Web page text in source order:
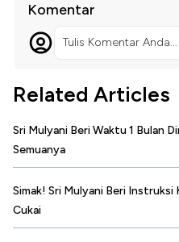
Komentar
Tulis Komentar Anda...
Related Articles
Sri Mulyani Beri Waktu 1 Bulan
Semuanya
Simak! Sri Mulyani Beri Instruksi
Cukai